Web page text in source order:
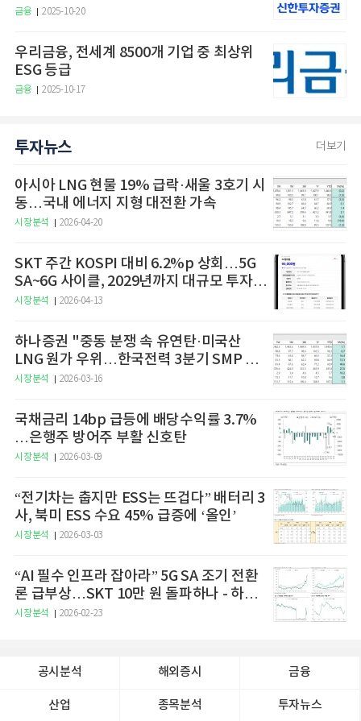
금융 2025-10-20
우리금융, 전세계 8500개 기업 중 최상위
ESG 등급
금융 2025-10-17
투자뉴스 더보기
아시아 LNG 현물 19% 급락·새울 3호기 시
동…국내 에너지 지형 대전환 가속
시장분석 2026-04-20
SKT 주간 KOSPI 대비 6.2%p 상회…5G
SA~6G 사이클, 2029년까지 대규모 투자
예고
시장분석 2026-04-13
하나증권 "중동 분쟁 속 유연탄·미국산
LNG 원가 우위…한국전력 3분기 SMP 상
승 전망"
시장분석 2026-03-16
국채금리 14bp 급등에 배당수익률 3.7%
…은행주 방어주 부활 신호탄
시장분석 2026-03-09
“전기차는 춥지만 ESS는 뜨겁다” 배터리 3
사, 북미 ESS 수요 45% 급증에 ‘올인’
시장분석 2026-03-03
“AI 필수 인프라 잡아라” 5G SA 조기 전환
론 급부상…SKT 10만 원 돌파하나 - 하나
증권
시장분석 2026-02-23
공시분석 해외증시 금융
산업 종목분석 투자뉴스